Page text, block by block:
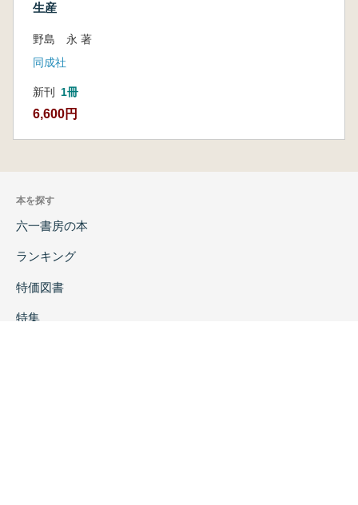
生産
野島 永 著
同成社
新刊 1冊
6,600円
本を探す
六一書房の本
ランキング
特価図書
特集